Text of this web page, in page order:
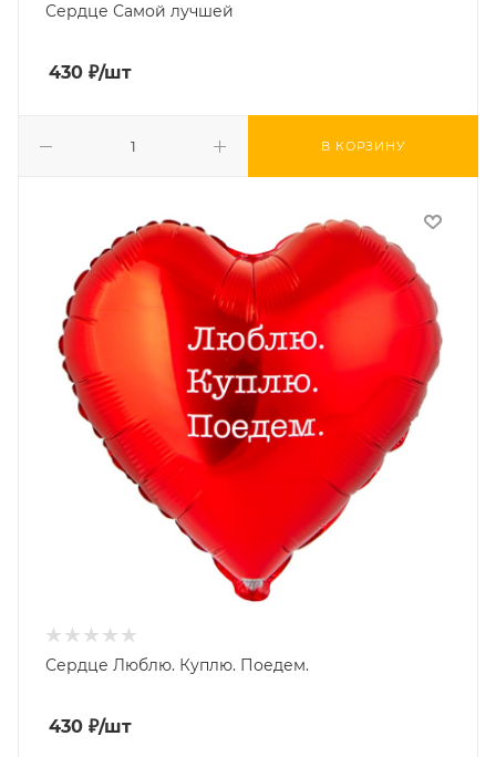
Сердце Самой лучшей
430 ₽/шт
В КОРЗИНУ
Сердце Люблю. Куплю. Поедем.
430 ₽/шт